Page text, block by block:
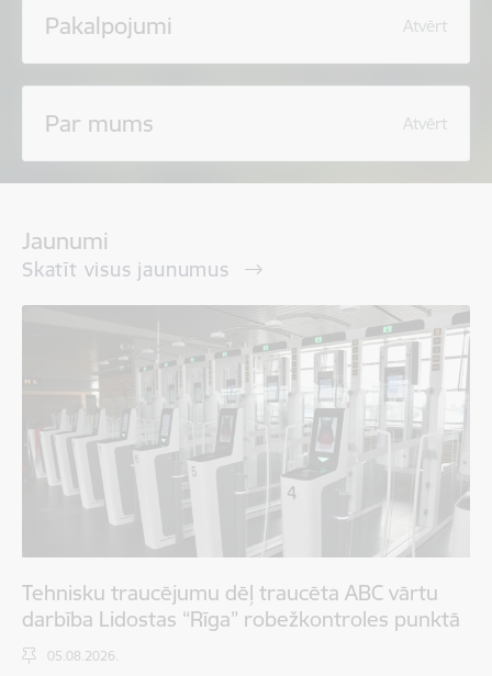
Pakalpojumi Atvērt
Par mums Atvērt
Jaunumi
Skatīt visus jaunumus
Tehnisku traucējumu dēļ traucēta ABC vārtu
darbība Lidostas “Rīga” robežkontroles punktā
05.08.2026.